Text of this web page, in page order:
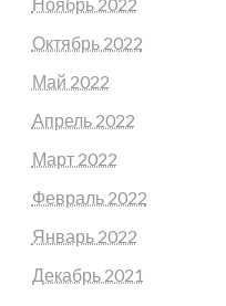
Ноябрь 2022
Октябрь 2022
Май 2022
Апрель 2022
Март 2022
Февраль 2022
Январь 2022
Декабрь 2021